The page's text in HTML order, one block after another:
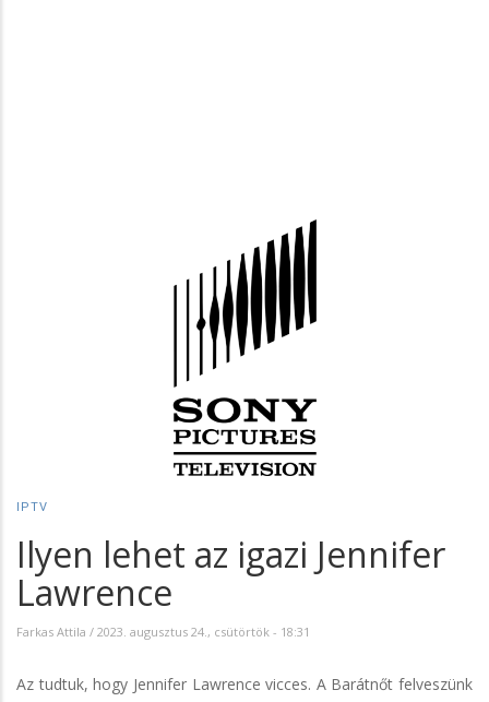
IPTV
Ilyen lehet az igazi Jennifer
Lawrence
Farkas Attila / 2023. augusztus 24., csütörtök - 18:31
Az tudtuk, hogy Jennifer Lawrence vicces. A Barátnőt felveszünk